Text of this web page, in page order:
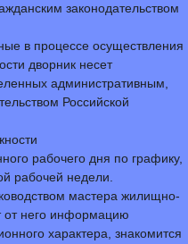
законодательством
в процессе осуществления
дворник несет
административным,
Российской
рабочего дня по графику,
рабочей недели.
мастера жилищно-
от него информацию
характера, знакомится